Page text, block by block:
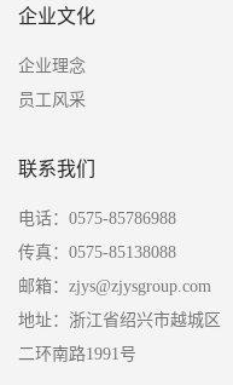
企业文化
企业理念
员工风采
联系我们
电话：0575-85786988
传真：0575-85138088
邮箱：zjys@zjysgroup.com
地址：浙江省绍兴市越城区
二环南路1991号